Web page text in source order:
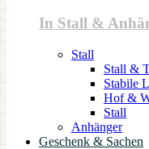
In Stall &
Stall
Stall &
Stabile
Hof &
Stall
Anhänger
Geschenk & Sachen